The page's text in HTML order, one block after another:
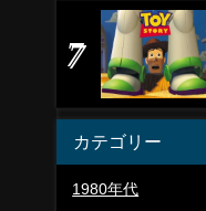
カテゴリー
1980年代